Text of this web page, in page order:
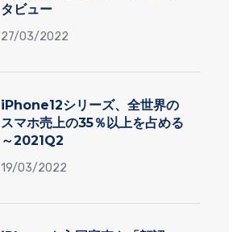
タビュー
27/03/2022
iPhone12シリーズ、全世界の
スマホ売上の35％以上を占める
～2021Q2
19/03/2022